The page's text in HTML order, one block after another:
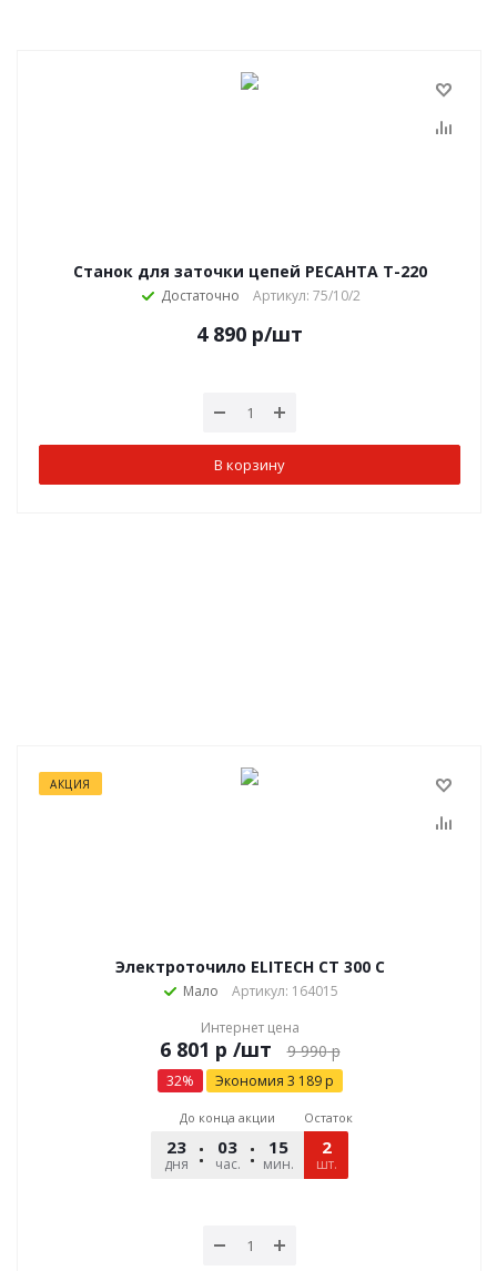
Станок для заточки цепей РЕСАНТА Т-220
Достаточно Артикул: 75/10/2
4 890 р/шт
В корзину
АКЦИЯ
Электроточило ELITECH CT 300 C
Мало
Артикул: 164015
Интернет цена
р /шт 9 990р
32% Экономия 3 189р
До конца акции
23
дня
03
час.
15
мин.
35
сек.
Остаток
2
шт.